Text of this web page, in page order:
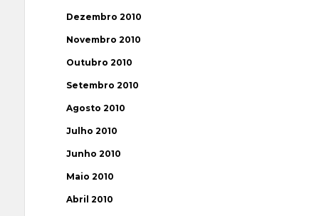
Dezembro 2010
Novembro 2010
Outubro 2010
Setembro 2010
Agosto 2010
Julho 2010
Junho 2010
Maio 2010
Abril 2010